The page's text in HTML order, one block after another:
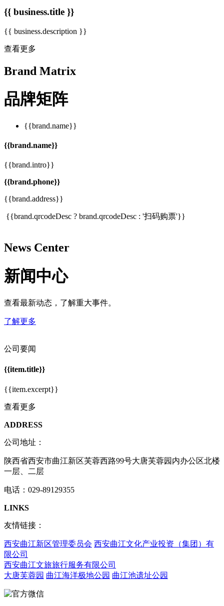
{{ business.title }}
{{ business.description }}
查看更多
Brand Matrix
品牌矩阵
{{brand.name}}
{{brand.name}}
{{brand.intro}}
{{brand.phone}}
{{brand.address}}
{{brand.qrcodeDesc ? brand.qrcodeDesc : '扫码购票'}}
News Center
新闻中心
查看最新动态，了解重大事件。
了解更多
公司要闻
{{item.title}}
{{item.excerpt}}
查看更多
ADDRESS
公司地址：
陕西省西安市曲江新区芙蓉西路99号大唐芙蓉园内办公区北楼
一层、二层
电话：029-89129355
LINKS
友情链接：
西安曲江新区管理委员会 西安曲江文化产业投资（集团）有
限公司
西安曲江文旅旅行服务有限公司
大唐芙蓉园 曲江海洋极地公园 曲江池遗址公园